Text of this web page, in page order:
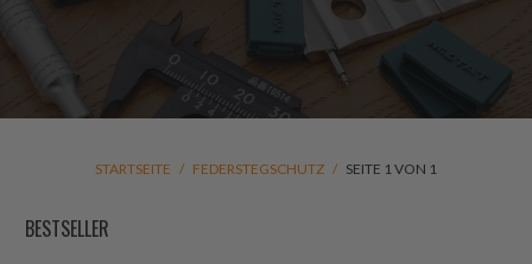
STARTSEITE / FEDERSTEGSCHUTZ / SEITE 1 VON 1